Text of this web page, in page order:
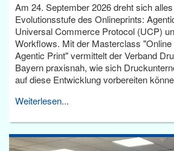
Am 24. September 2026 dreht sich
Evolutionsstufe des Onlineprints:
Universal Commerce Protocol (UCP)
Workflows. Mit der Masterclass
Agentic Print" vermittelt der Verband
Bayern praxisnah, wie sich
auf diese Entwicklung vorbereiten
Weiterlesen...